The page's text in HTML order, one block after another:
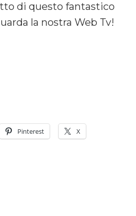
di questo fantastico
la nostra Web Tv!
Pinterest X